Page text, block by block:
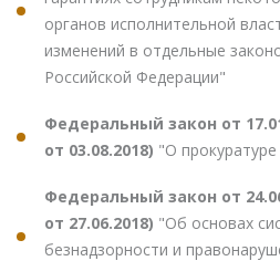
органов исполнительной
изменений в отдельные
Российской Федерации"
Федеральный закон от
от 03.08.2018) "О
Федеральный закон от
от 27.06.2018) "Об основах
безнадзорности и